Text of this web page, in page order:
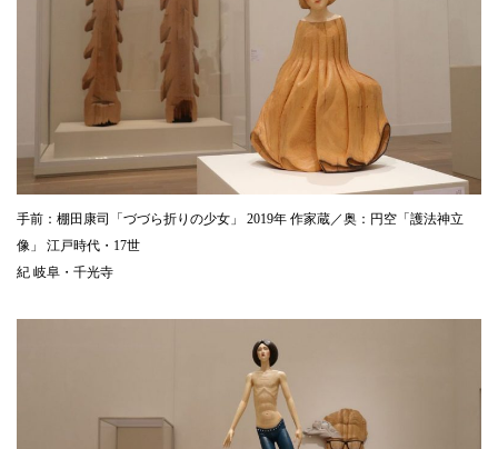
手前：棚田康司「づづら折りの少女」 2019年 作家蔵／奥：円空「護法神立
像」 江戸時代・17世
紀 岐阜・千光寺